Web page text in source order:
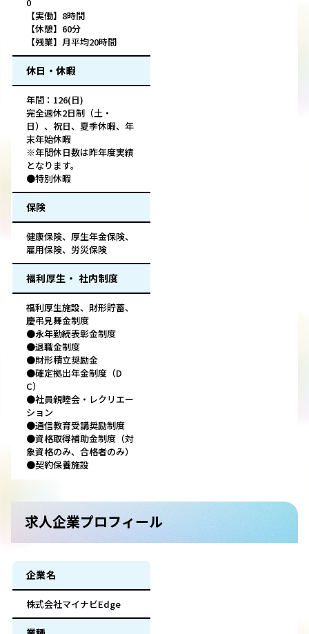
0
【実働】8時間
【休憩】60分
【残業】月平均20時間
休日・休暇
年間：126(日)
完全週休2日制（土・
日）、祝日、夏季休暇、年
末年始休暇
※年間休日数は昨年度実績
となります。
●特別休暇
保険
健康保険、厚生年金保険、
雇用保険、労災保険
福利厚生・ 社内制度
福利厚生施設、財形貯蓄、
慶弔見舞金制度
●永年勤続表彰金制度
●退職金制度
●財形積立奨励金
●確定拠出年金制度（D
C）
●社員親睦会・レクリエー
ション
●通信教育受講奨励制度
●資格取得補助金制度（対
象資格のみ、合格者のみ）
●契約保養施設
求人企業プロフィール
企業名
株式会社マイナビEdge